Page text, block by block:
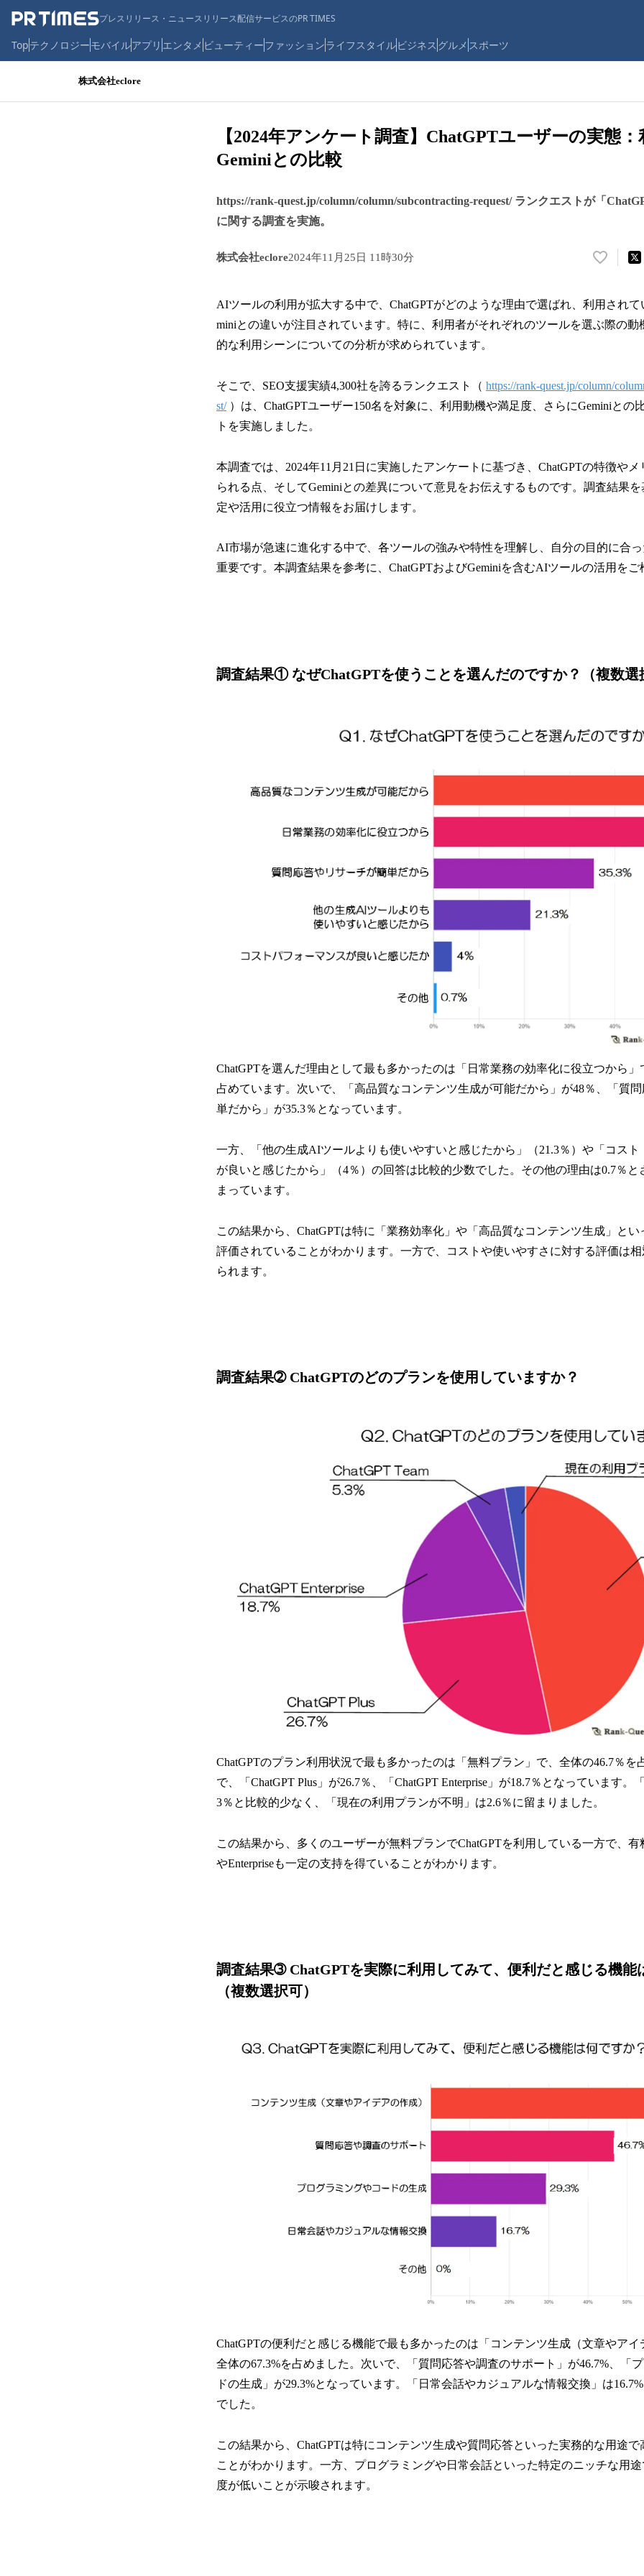
プレスリリース・ニュースリリース配信サービスのPR TIMES
Topテクノロジーモバイルアプリ エンタメ ビューティーファッションライフスタイルビジネス グルメ スポーツ
株式会社eclore
【2024年アンケート調査】ChatGPTユーザーの実態
Geminiとの比較
https://rank-quest.jp/column/column/subcontracting-request/ランクエストが「
に関する調査を実施。
株式会社eclore2024年11月25日 11時30分
い
！
数
込
み
AIツールの利用が拡大する中で、ChatGPTがどのような理由で選ばれ、利用され
miniとの違いが注目されています。特に、利用者がそれぞれのツールを選ぶ際の動
的な利用シーンについての分析が求められています。
そこで、SEO支援実績4,300社を誇るランクエスト（ https://rank-quest.jp/column/
st/）は、ChatGPTユーザー150名を対象に、利用動機や満足度、さらにGeminiとの
トを実施しました。
本調査では、2024年11月21日に実施したアンケートに基づき、ChatGPTの特徴や
られる点、そしてGeminiとの差異について意見をお伝えするものです。調査結果
定や活用に役立つ情報をお届けします。
AI市場が急速に進化する中で、各ツールの強みや特性を理解し、自分の目的に合
重要です。本調査結果を参考に、ChatGPTおよびGeminiを含むAIツールの活用を
調査結果① なぜChatGPTを使うことを選んだのですか？（複数選
ChatGPTを選んだ理由として最も多かったのは「日常業務の効率化に役立つから」
占めています。次いで、「高品質なコンテンツ生成が可能だから」が48％、「質
単だから」が35.3％となっています。
一方、「他の生成AIツールよりも使いやすいと感じたから」（21.3％）や「コス
が良いと感じたから」（4％）の回答は比較的少数でした。その他の理由は0.7％と
まっています。
この結果から、ChatGPTは特に「業務効率化」や「高品質なコンテンツ生成」と
評価されていることがわかります。一方で、コストや使いやすさに対する評価は
られます。
調査結果➁ ChatGPTのどのプランを使用していますか？
ChatGPTのプラン利用状況で最も多かったのは「無料プラン」で、全体の46.7％を
で、「ChatGPT Plus」が26.7％、「ChatGPT Enterprise」が18.7％となっています。
3％と比較的少なく、「現在の利用プランが不明」は2.6％に留まりました。
この結果から、多くのユーザーが無料プランでChatGPTを利用している一方で、有
やEnterpriseも一定の支持を得ていることがわかります。
調査結果➂ ChatGPTを実際に利用してみて、便利だと感じる機能
（複数選択可）
ChatGPTの便利だと感じる機能で最も多かったのは「コンテンツ生成（文章やア
全体の67.3%を占めました。次いで、「質問応答や調査のサポート」が46.7%、「
ドの生成」が29.3%となっています。「日常会話やカジュアルな情報交換」は
でした。
この結果から、ChatGPTは特にコンテンツ生成や質問応答といった実務的な用途
ことがわかります。一方、プログラミングや日常会話といった特定のニッチな用
度が低いことが示唆されます。